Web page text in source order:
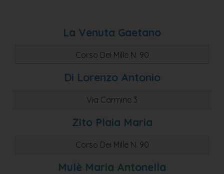
La Venuta Gaetano
Corso Dei Mille N. 90
Di Lorenzo Antonio
Via Carmine 3
Zito Plaia Maria
Corso Dei Mille N. 90
Mulè Maria Antonella